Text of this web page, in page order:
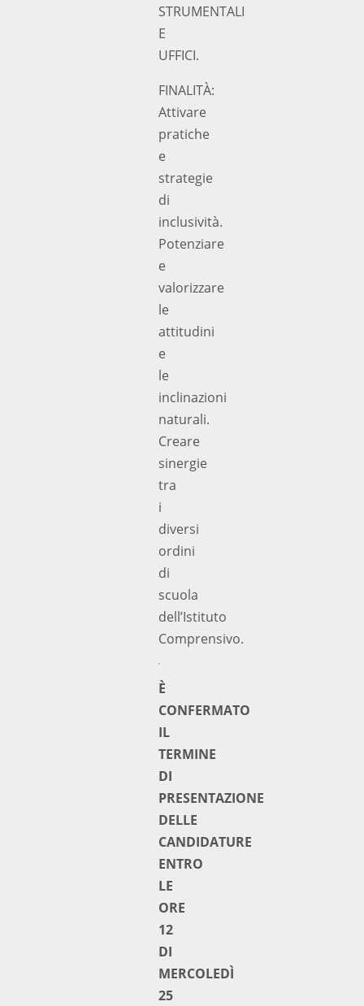
STRUMENTALI
E
UFFICI.
FINALITÀ:
Attivare
pratiche
e
strategie
di
inclusività.
Potenziare
e
valorizzare
le
attitudini
e
le
inclinazioni
naturali.
Creare
sinergie
tra
i
diversi
ordini
di
scuola
dell’Istituto
Comprensivo.
È
CONFERMATO
IL
TERMINE
DI
PRESENTAZIONE
DELLE
CANDIDATURE
ENTRO
LE
ORE
12
DI
MERCOLEDÌ
25